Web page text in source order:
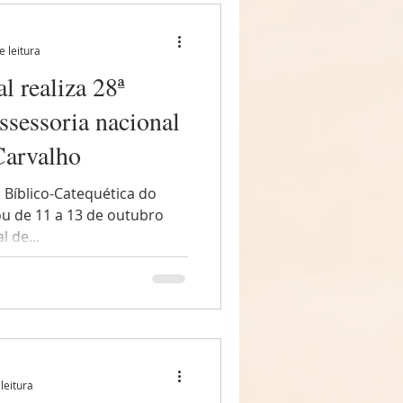
da realidade
Igreja particular, em um
realiza 28ª
nacional
Catequética do
de 11 a 13 de outubro
de...
leitura